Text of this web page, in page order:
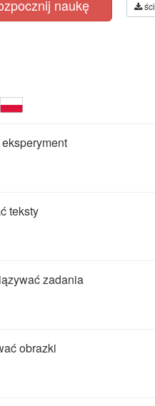
naukę
teksty
zadania
obrazki